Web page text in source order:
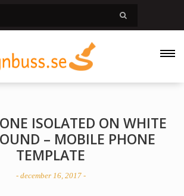
ISOLATED ON WHITE
– MOBILE PHONE
TEMPLATE
- december 16, 2017 -